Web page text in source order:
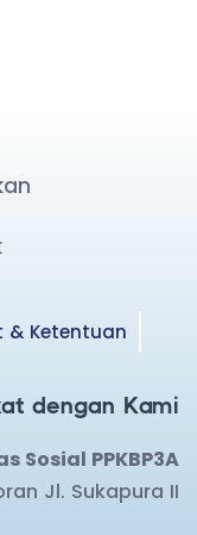
& Ketentuan
dengan Kami
Sosial PPKBP3A
Jl. Sukapura II